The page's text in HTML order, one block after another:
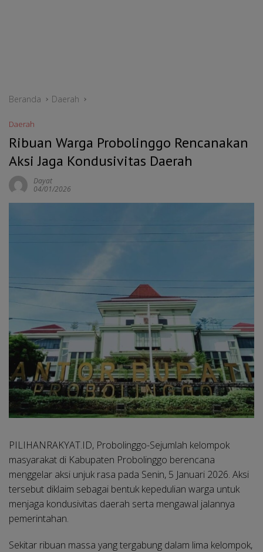
Beranda Daerah
Daerah
Ribuan Warga Probolinggo Rencanakan
Aksi Jaga Kondusivitas Daerah
Dayat
04/01/2026
PILIHANRAKYAT.ID, Probolinggo-Sejumlah kelompok
masyarakat di Kabupaten Probolinggo berencana
menggelar aksi unjuk rasa pada Senin, 5 Januari 2026. Aksi
tersebut diklaim sebagai bentuk kepedulian warga untuk
menjaga kondusivitas daerah serta mengawal jalannya
pemerintahan.
Sekitar ribuan massa yang tergabung dalam lima kelompok,